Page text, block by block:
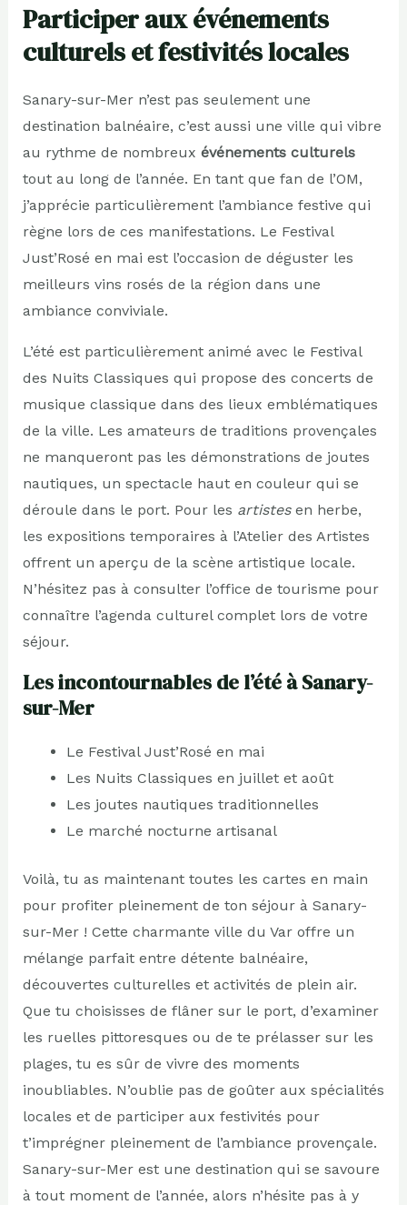
Participer aux événements
culturels et festivités locales
Sanary-sur-Mer n’est pas seulement une
destination balnéaire, c’est aussi une ville qui vibre
au rythme de nombreux événements culturels
tout au long de l’année. En tant que fan de l’OM,
j’apprécie particulièrement l’ambiance festive qui
règne lors de ces manifestations. Le Festival
Just’Rosé en mai est l’occasion de déguster les
meilleurs vins rosés de la région dans une
ambiance conviviale.
L’été est particulièrement animé avec le Festival
des Nuits Classiques qui propose des concerts de
musique classique dans des lieux emblématiques
de la ville. Les amateurs de traditions provençales
ne manqueront pas les démonstrations de joutes
nautiques, un spectacle haut en couleur qui se
déroule dans le port. Pour les artistesen herbe,
les expositions temporaires à l’Atelier des Artistes
offrent un aperçu de la scène artistique locale.
N’hésitez pas à consulter l’office de tourisme pour
connaître l’agenda culturel complet lors de votre
séjour.
Les incontournables de l’été à Sanary-
sur-Mer
Le Festival Just’Rosé en mai
Les Nuits Classiques en juillet et août
Les joutes nautiques traditionnelles
Le marché nocturne artisanal
Voilà, tu as maintenant toutes les cartes en main
pour profiter pleinement de ton séjour à Sanary-
sur-Mer ! Cette charmante ville du Var offre un
mélange parfait entre détente balnéaire,
découvertes culturelles et activités de plein air.
Que tu choisisses de flâner sur le port, d’examiner
les ruelles pittoresques ou de te prélasser sur les
plages, tu es sûr de vivre des moments
inoubliables. N’oublie pas de goûter aux spécialités
locales et de participer aux festivités pour
t’imprégner pleinement de l’ambiance provençale.
Sanary-sur-Mer est une destination qui se savoure
à tout moment de l’année, alors n’hésite pas à y